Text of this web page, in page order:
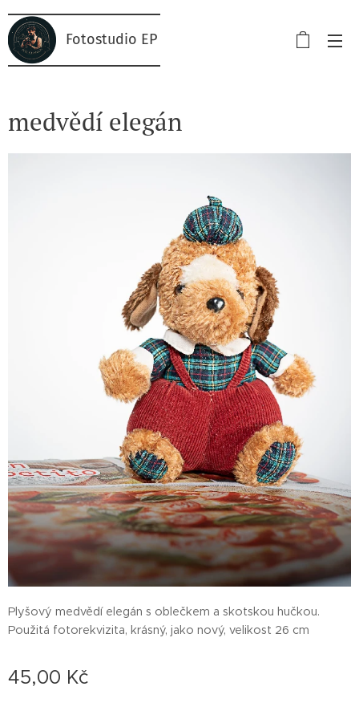
Fotostudio EP
medvědí elegán
Plyšový medvědí elegán s oblečkem a skotskou hučkou.
Použitá fotorekvizita, krásný, jako nový, velikost 26 cm
45,00 Kč